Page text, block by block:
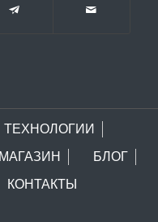
ТЕХНОЛОГИИ
МАГАЗИН
БЛОГ
КОНТАКТЫ